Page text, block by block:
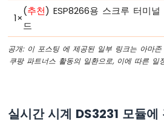
계
ESP8266
-
코
ESP8266
-
1×
(추천) ESP8266용 스크루 터미널
드
공개: 이 포스팅 에 제공된 일부 링크는 아마
쿠팡 파트너스 활동의 일환으로, 이에 따른 일
실시간 시계 DS3231 모듈에